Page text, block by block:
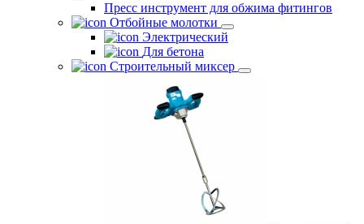
Пресс инструмент для обжима фитингов
Отбойные молотки
Электрический
Для бетона
Строительный миксер